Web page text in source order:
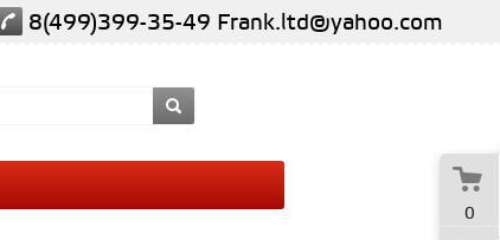
8(499)399-35-49 Frank.ltd@yahoo.com
0